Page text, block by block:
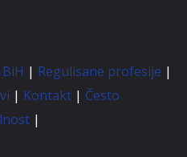
| Regulisane profesije |
| Kontakt | Često
|